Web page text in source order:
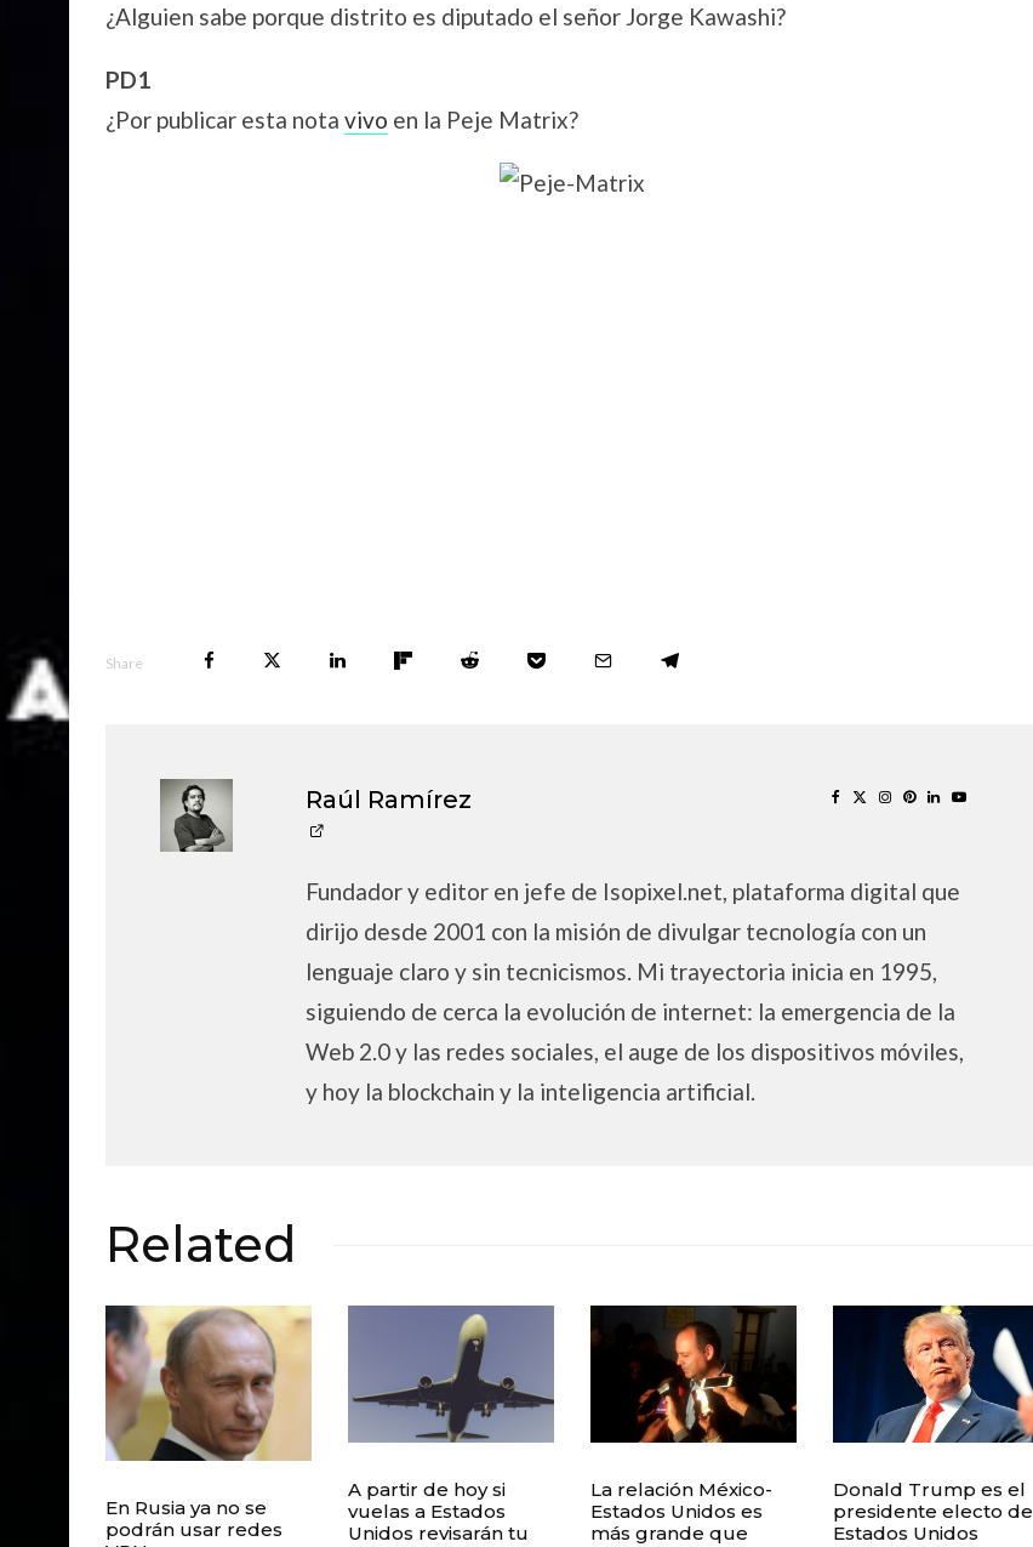
¿Alguien sabe porque distrito es diputado el señor Jorge Kawashi?
PD1
¿Por publicar esta nota vivo en la Peje Matrix?
Share
Raúl Ramírez
Fundador y editor en jefe de Isopixel.net, plataforma digital que
dirijo desde 2001 con la misión de divulgar tecnología con un
lenguaje claro y sin tecnicismos. Mi trayectoria inicia en 1995,
siguiendo de cerca la evolución de internet: la emergencia de la
Web 2.0 y las redes sociales, el auge de los dispositivos móviles,
y hoy la blockchain y la inteligencia artificial.
Related
En Rusia ya no se
podrán usar redes
A partir de hoy si
vuelas a Estados
Unidos revisarán tu
La relación México-
Estados Unidos es
más grande que
Donald Trump es el
presidente electo de
Estados Unidos